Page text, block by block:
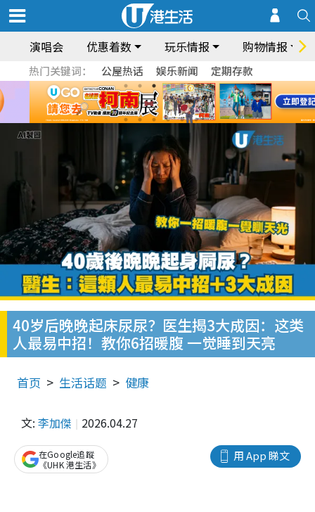
演唱会 优惠着数 玩乐情报 购物情报
热门关键词： 公屋热话 娱乐新闻 定期存款
40岁后晚晚起床尿尿？医生揭3大成因：这类
人最易中招！教你6招暖腹 一觉睡到天亮
首页 生活话题 健康
文: 李加傑 2026.04.27
用 App 睇文
在Google追蹤
《UHK 港生活》